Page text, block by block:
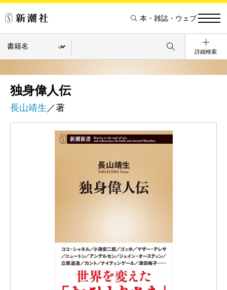
本・雑誌・ウェブ
詳細検索
独身偉人伝
長山靖生 ／著